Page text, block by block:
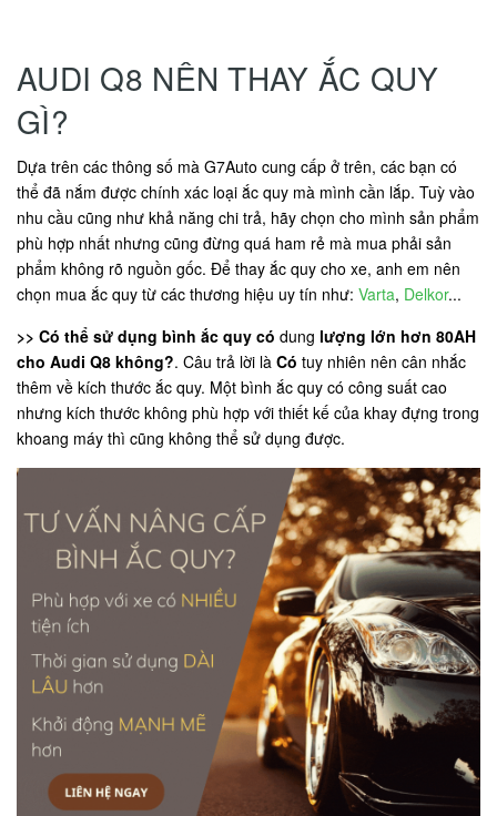
AUDI Q8 NÊN THAY ẮC QUY
GÌ?
Dựa trên các thông số mà G7Auto cung cấp ở trên, các bạn có
thể đã nắm được chính xác loại ắc quy mà mình cần lắp. Tuỳ vào
nhu cầu cũng như khả năng chi trả, hãy chọn cho mình sản phẩm
phù hợp nhất nhưng cũng đừng quá ham rẻ mà mua phải sản
phẩm không rõ nguồn gốc. Để thay ắc quy cho xe, anh em nên
chọn mua ắc quy từ các thương hiệu uy tín như: Varta, Delkor...
>> Có thể sử dụng bình ắc quy có dung lượng lớn hơn 80AH
cho Audi Q8 không?. Câu trả lời là Có tuy nhiên nên cân nhắc
thêm về kích thước ắc quy. Một bình ắc quy có công suất cao
nhưng kích thước không phù hợp với thiết kế của khay đựng trong
khoang máy thì cũng không thể sử dụng được.